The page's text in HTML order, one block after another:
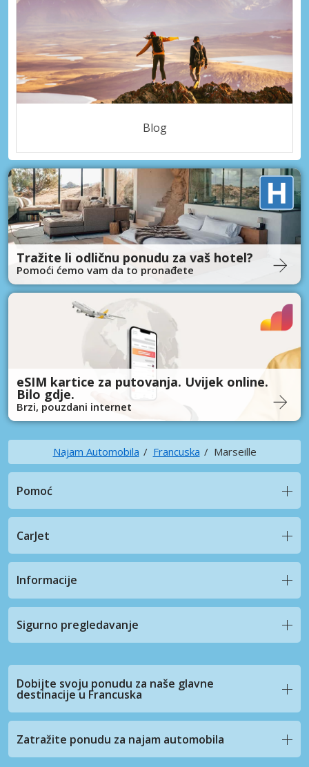
Blog
Tražite li odličnu ponudu za vaš hotel?
Pomoći ćemo vam da to pronađete
eSIM kartice za putovanja. Uvijek online.
Bilo gdje.
Brzi, pouzdani internet
Najam Automobila Francuska Marseille
Pomoć
CarJet
Informacije
Sigurno pregledavanje
Dobijte svoju ponudu za naše glavne
destinacije u Francuska
Zatražite ponudu za najam automobila